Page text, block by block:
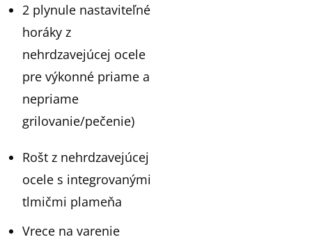
2 plynule nastaviteľné
horáky z
nehrdzavejúcej ocele
pre výkonné priame a
nepriame
grilovanie/pečenie)
Rošt z nehrdzavejúcej
ocele s integrovanými
tlmičmi plameňa
Vrece na varenie